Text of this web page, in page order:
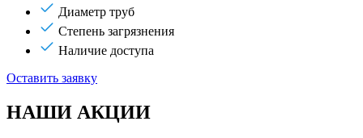
Диаметр труб
Степень загрязнения
Наличие доступа
Оставить заявку
НАШИ АКЦИИ